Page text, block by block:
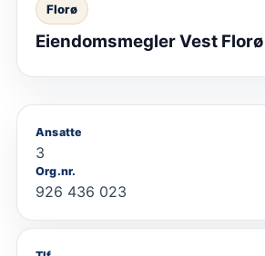
Florø
Eiendomsmegler Vest Florø
Ansatte
3
Org.nr.
926 436 023